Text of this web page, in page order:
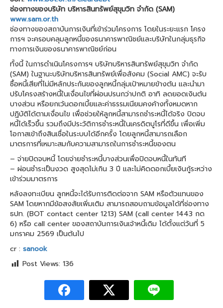
ช่องทางของบริษัท บริหารสินทรัพย์สุขุมวิท จำกัด (SAM)
www.sam.or.th
ช่องทางของสถาบันการเงินที่เข้าร่วมโครงการ โดยในระยะแรก โครง
การฯ จะครอบคลุมลูกหนี้ของธนาคารพาณิชย์และบริษัทในกลุ่มธุรกิจ
ทางการเงินของธนาคารพาณิชย์ก่อน
ทั้งนี้ ในการดำเนินโครงการฯ บริษัทบริหารสินทรัพย์สุขุมวิท จำกัด
(SAM) ในฐานะบริษัทบริหารสินทรัพย์เพื่อสังคม (Social AMC) จะรับ
ซื้อหนี้เสียที่ไม่มีหลักประกันของลูกหนี้กลุ่มเป้าหมายข้างต้น และนำมา
ปรับโครงสร้างหนี้ในเงื่อนไขที่ผ่อนปรนกว่าปกติ อาทิ ลดยอดเงินต้น
บางส่วน หรือยกเว้นดอกเบี้ยและค่าธรรมเนียมคงค้างทั้งหมดหาก
ปฏิบัติได้ตามเงื่อนไข เพื่อช่วยให้ลูกหนี้สามารถชำระหนี้ได้จริง ปิดจบ
หนี้ได้เร็วขึ้น รวมถึงมีประวัติการชำระหนี้ในเครดิตบูโรที่ดีขึ้น เพื่อเพิ่ม
โอกาสเข้าถึงสินเชื่อในระบบได้อีกครั้ง โดยลูกหนี้สามารถเลือก
มาตรการที่เหมาะสมกับความสามารถในการชำระหนี้ของตน
– จ่ายปิดจบหนี้ โดยจ่ายชำระหนี้บางส่วนเพื่อปิดจบหนี้ในทันที
– ผ่อนชำระเป็นงวด สูงสุดไม่เกิน 3 ปี และไม่คิดดอกเบี้ยเงินกู้ระหว่าง
เข้าร่วมมาตรการ
หลังลงทะเบียน ลูกหนี้จะได้รับการติดต่อจาก SAM หรือตัวแทนของ
SAM โดยหากมีข้อสงสัยเพิ่มเติม สามารถสอบถามข้อมูลได้ที่ช่องทาง
ธปท. (BOT contact center 1213) SAM (call center 1443 กด
6) หรือ call center ของสถาบันการเงินเจ้าหนี้เดิม ได้ตั้งแต่วันที่ 5
มกราคม 2569 เป็นต้นไป
cr : sanook
Post Views: 136